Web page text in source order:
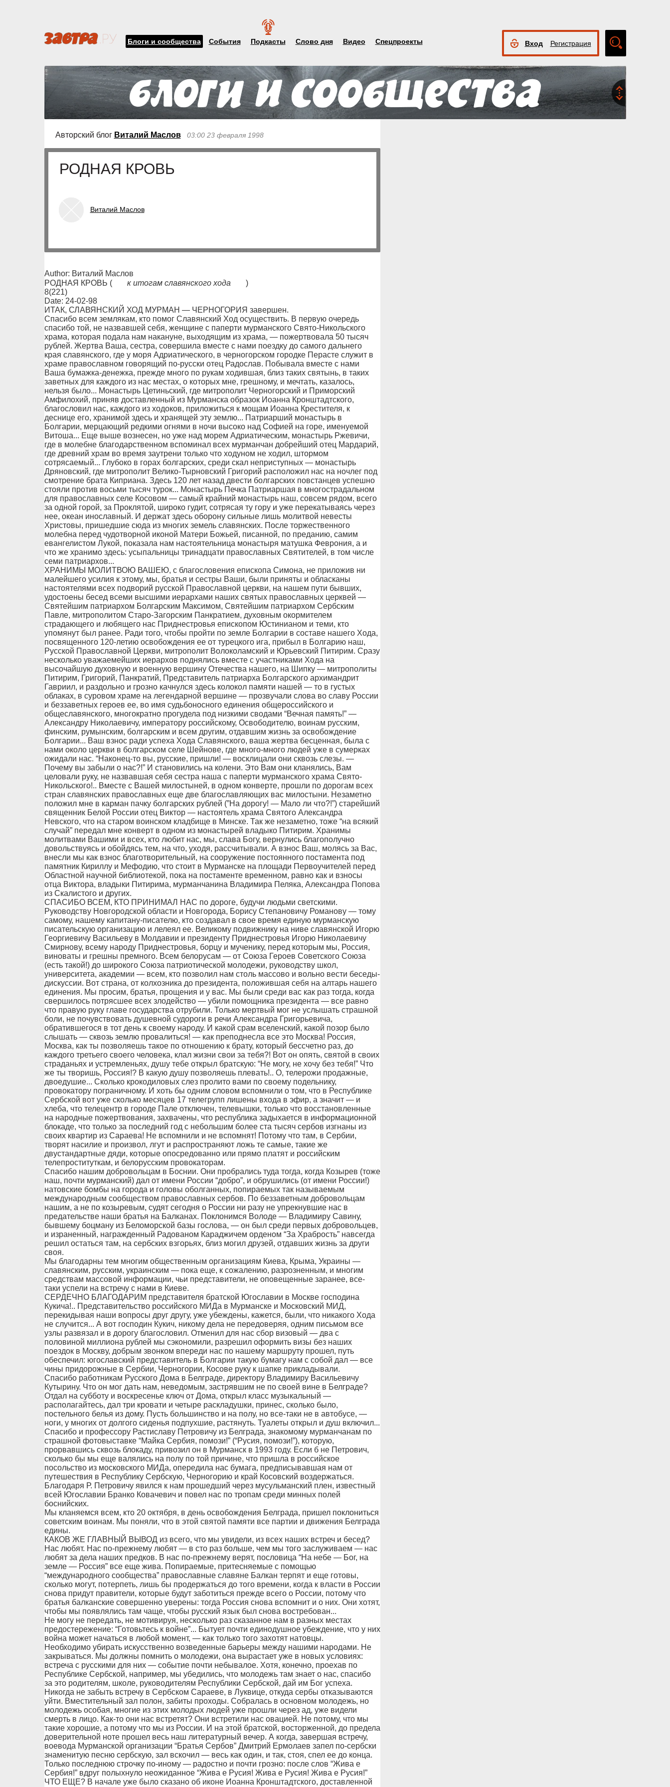
Блоги и сообщества События Подкасты Слово дня Видео Спецпроекты Вход Регистрация
поиск
Авторский блог Виталий Маслов 03:00 23 февраля 1998
РОДНАЯ КРОВЬ
Виталий Маслов
Author: Виталий Маслов
РОДНАЯ КРОВЬ (
к итогам славянского хода
)
8(221)
Date: 24-02-98
ИТАК, СЛАВЯНСКИЙ ХОД МУРМАН — ЧЕРНОГОРИЯ завершен.
Спасибо всем землякам, кто помог Славянский Ход осуществить. В первую очередь
спасибо той, не назвавшей себя, женщине с паперти мурманского Свято-Никольского
храма, которая подала нам накануне, выходящим из храма, — пожертвовала 50 тысяч
рублей. Жертва Ваша, сестра, совершила вместе с нами поездку до самого дальнего
края славянского, где у моря Адриатического, в черногорском городке Перасте служит в
храме православном говорящий по-русски отец Радослав. Побывала вместе с нами
Ваша бумажка-денежка, прежде много по рукам ходившая, близ таких святынь, в таких
заветных для каждого из нас местах, о которых мне, грешному, и мечтать, казалось,
нельзя было... Монастырь Цетиньский, где митрополит Черногорский и Приморский
Амфилохий, приняв доставленный из Мурманска образок Иоанна Кронштадтского,
благословил нас, каждого из ходоков, приложиться к мощам Иоанна Крестителя, к
деснице его, хранимой здесь и хранящей эту землю... Патриарший монастырь в
Болгарии, мерцающий редкими огнями в ночи высоко над Софией на горе, именуемой
Витоша... Еще выше вознесен, но уже над морем Адриатическим, монастырь Ржевичи,
где в молебне благодарственном вспоминал всех мурманчан добрейший отец Мардарий,
где древний храм во время заутрени только что ходуном не ходил, штормом
сотрясаемый... Глубоко в горах болгарских, среди скал неприступных — монастырь
Дряновский, где митрополит Велико-Тырновский Григорий расположил нас на ночлег под
смотрение брата Киприана. Здесь 120 лет назад двести болгарских повстанцев успешно
стояли против восьми тысяч турок... Монастырь Печка Патриаршая в многострадальном
для православных селе Косовом — самый крайний монастырь наш, совсем рядом, всего
за одной горой, за Проклятой, широко гудит, сотрясая ту гору и уже перекатываясь через
нее, океан инославный. И держат здесь оборону сильные лишь молитвой невесты
Христовы, пришедшие сюда из многих земель славянских. После торжественного
молебна перед чудотворной иконой Матери Божьей, писанной, по преданию, самим
евангелистом Лукой, показала нам настоятельница монастыря матушка Феврония, а и
что же хранимо здесь: усыпальницы тринадцати православных Святителей, в том числе
семи патриархов...
ХРАНИМЫ МОЛИТВОЮ ВАШЕЮ, с благословения епископа Симона, не приложив ни
малейшего усилия к этому, мы, братья и сестры Ваши, были приняты и обласканы
настоятелями всех подворий русской Православной церкви, на нашем пути бывших,
удостоены бесед всеми высшими иерархами наших святых православных церквей —
Святейшим патриархом Болгарским Максимом, Святейшим патриархом Сербским
Павле, митрополитом Старо-Загорским Панкратием, духовным окормителем
страдающего и любящего нас Приднестровья епископом Юстинианом и теми, кто
упомянут был ранее. Ради того, чтобы пройти по земле Болгарии в составе нашего Хода,
посвященного 120-летию освобождения ее от турецкого ига, прибыл в Болгарию наш,
Русской Православной Церкви, митрополит Волоколамский и Юрьевский Питирим. Сразу
несколько уважаемейших иерархов поднялись вместе с участниками Хода на
высочайшую духовную и военную вершину Отечества нашего, на Шипку — митрополиты
Питирим, Григорий, Панкратий, Представитель патриарха Болгарского архимандрит
Гавриил, и раздольно и грозно качнулся здесь колокол памяти нашей — то в густых
облаках, в суровом храме на легендарной вершине — прозвучали слова во славу России
и беззаветных героев ее, во имя судьбоносного единения общероссийского и
общеславянского, многократно прогудела под низкими сводами “Вечная память!” —
Александру Николаевичу, императору российскому, Освободителю, воинам русским,
финским, румынским, болгарским и всем другим, отдавшим жизнь за освобождение
Болгарии... Ваш взнос ради успеха Хода Славянского, ваша жертва бесценная, была с
нами около церкви в болгарском селе Шейнове, где много-много людей уже в сумерках
ожидали нас. “Наконец-то вы, русские, пришли! — восклицали они сквозь слезы. —
Почему вы забыли о нас?!” И становились на колени. Это Вам они кланялись, Вам
целовали руку, не назвавшая себя сестра наша с паперти мурманского храма Свято-
Никольского!.. Вместе с Вашей милостыней, в одном конверте, прошли по дорогам всех
стран славянских православных еще две благославляющих вас милостыни. Незаметно
положил мне в карман пачку болгарских рублей (”На дорогу! — Мало ли что?!”) старейший
священник Белой России отец Виктор — настоятель храма Святого Александра
Невского, что на старом воинском кладбище в Минске. Так же незаметно, тоже “на всякий
случай” передал мне конверт в одном из монастырей владыко Питирим. Хранимы
молитвами Вашими и всех, кто любит нас, мы, слава Богу, вернулись благополучно
довольствуясь и обойдясь тем, на что, уходя, рассчитывали. А взнос Ваш, молясь за Вас,
внесли мы как взнос благотворительный, на сооружение постоянного постамента под
памятник Кириллу и Мефодию, что стоит в Мурманске на площади Первоучителей перед
Областной научной библиотекой, пока на постаменте временном, равно как и взносы
отца Виктора, владыки Питирима, мурманчанина Владимира Пеляка, Александра Попова
из Скалистого и других.
СПАСИБО ВСЕМ, КТО ПРИНИМАЛ НАС по дороге, будучи людьми светскими.
Руководству Новгородской области и Новгорода, Борису Степановичу Романову — тому
самому, нашему капитану-писателю, кто создавал в свое время единую мурманскую
писательскую организацию и лелеял ее. Великому подвижнику на ниве славянской Игорю
Георгиевичу Васильеву в Молдавии и президенту Приднестровья Игорю Николаевичу
Смирнову, всему народу Приднестровья, борцу и мученику, перед которым мы, Россия,
виноваты и грешны премного. Всем белорусам — от Союза Героев Советского Союза
(есть такой!) до широкого Союза патриотической молодежи, руководству школ,
университета, академии — всем, кто позволил нам столь массово и вольно вести беседы-
дискуссии. Вот страна, от колхозника до президента, положившая себя на алтарь нашего
единения. Мы просим, братья, прощения и у вас. Мы были среди вас как раз тогда, когда
свершилось потрясшее всех злодейство — убили помощника президента — все равно
что правую руку главе государства отрубили. Только мертвый мог не услышать страшной
боли, не почувствовать душевной судороги в речи Александра Григорьевича,
обратившегося в тот день к своему народу. И какой срам вселенский, какой позор было
слышать — сквозь землю провалиться! — как преподнесла все это Москва! Россия,
Москва, как ты позволяешь такое по отношению к брату, который бессчетно раз, до
каждого третьего своего человека, клал жизни свои за тебя?! Вот он опять, святой в своих
страданьях и устремленьях, душу тебе открыл братскую: “Не могу, не хочу без тебя!” Что
же ты творишь, Россия!? В какую душу позволяешь плевать!.. О, телерожи продажные,
двоедушие... Сколько крокодиловых слез пролито вами по своему подельнику,
провокатору пограничному. И хоть бы одним словом вспомнили о том, что в Республике
Сербской вот уже сколько месяцев 17 телегрупп лишены входа в эфир, а значит — и
хлеба, что телецентр в городе Пале отключен, телевышки, только что восстановленные
на народные пожертвования, захвачены, что республика задыхается в информационной
блокаде, что только за последний год с небольшим более ста тысяч сербов изгнаны из
своих квартир из Сараева! Не вспомнили и не вспомнят! Потому что там, в Сербии,
творят насилие и произвол, лгут и распространяют ложь те самые, такие же
двустандартные дяди, которые опосредованно или прямо платят и российским
телепроституткам, и белорусским провокаторам.
Спасибо нашим добровольцам в Боснии. Они пробрались туда тогда, когда Козырев (тоже
наш, почти мурманский) дал от имени России “добро”, и обрушились (от имени России!)
натовские бомбы на города и головы оболганных, попираемых так называемым
международным сообществом православных сербов. По беззаветным добровольцам
нашим, а не по козыревым, судят сегодня о России ни разу не упрекнувшие нас в
предательстве наши братья на Балканах. Поклонимся Володе — Владимиру Савину,
бывшему боцману из Беломорской базы гослова, — он был среди первых добровольцев,
и израненный, награжденный Радованом Караджичем орденом “За Храбрость” навсегда
решил остаться там, на сербских взгорьях, близ могил друзей, отдавших жизнь за други
своя.
Мы благодарны тем многим общественным организациям Киева, Крыма, Украины —
славянским, русским, украинским — пока еще, к сожалению, разрозненным, и многим
средствам массовой информации, чьи представители, не оповещенные заранее, все-
таки успели на встречу с нами в Киеве.
СЕРДЕЧНО БЛАГОДАРИМ представителя братской Югославии в Москве господина
Кукича!.. Представительство российского МИДа в Мурманске и Московский МИД,
перекидывая наши вопросы друг другу, уже убеждены, кажется, были, что никакого Хода
не случится... А вот господин Кукич, никому дела не передоверяя, одним письмом все
узлы развязал и в дорогу благословил. Отменил для нас сбор визовый — два с
половиной миллиона рублей мы сэкономили, разрешил оформить визы без наших
поездок в Москву, добрым звонком впереди нас по нашему маршруту прошел, путь
обеспечил: югославский представитель в Болгарии такую бумагу нам с собой дал — все
чины придорожные в Сербии, Черногории, Косове руку к шапке прикладывали.
Спасибо работникам Русского Дома в Белграде, директору Владимиру Васильевичу
Кутырину. Что он мог дать нам, неведомым, застрявшим не по своей вине в Белграде?
Отдал на субботу и воскресенье ключ от Дома, открыл класс музыкальный —
располагайтесь, дал три кровати и четыре раскладушки, принес, сколько было,
постельного белья из дому. Пусть большинство и на полу, но все-таки не в автобусе, —
ноги, у многих от долгого сиденья подпухшие, растянуть. Туалеты открыл и душ включил...
Спасибо и профессору Растиславу Петровичу из Белграда, знакомому мурманчанам по
страшной фотовыставке “Майка Сербия, помози!” (“Русия, помози!”), которую,
прорвавшись сквозь блокаду, привозил он в Мурманск в 1993 году. Если б не Петрович,
сколько бы мы еще валялись на полу по той причине, что пришла в российское
посольство из московского МИДа, опередила нас бумага, предписывавшая нам от
путешествия в Республику Сербскую, Черногорию и край Косовский воздержаться.
Благодаря Р. Петровичу явился к нам прошедший через мусульманский плен, известный
всей Югославии Бранко Ковачевич и повел нас по тропам среди минных полей
боснийских.
Мы кланяемся всем, кто 20 октября, в день освобождения Белграда, пришел поклониться
советским воинам. Мы поняли, что в этой святой памяти все партии и движения Белграда
едины.
КАКОВ ЖЕ ГЛАВНЫЙ ВЫВОД из всего, что мы увидели, из всех наших встреч и бесед?
Нас любят. Нас по-прежнему любят — в сто раз больше, чем мы того заслуживаем — нас
любят за дела наших предков. В нас по-прежнему верят, пословица “На небе — Бог, на
земле — Россия” все еще жива. Попираемые, притесняемые с помощью
“международного сообщества” православные славяне Балкан терпят и еще готовы,
сколько могут, потерпеть, лишь бы продержаться до того времени, когда к власти в России
снова придут правители, которые будут заботиться прежде всего о России, потому что
братья балканские совершенно уверены: тогда Россия снова вспомнит и о них. Они хотят,
чтобы мы появлялись там чаще, чтобы русский язык был снова востребован...
Не могу не передать, не мотивируя, несколько раз сказанное нам в разных местах
предостережение: “Готовьтесь к войне”... Бытует почти единодушное убеждение, что у них
война может начаться в любой момент, — как только того захотят натовцы.
Необходимо убирать искусственно возведенные барьеры между нашими народами. Не
закрываться. Мы должны помнить о молодежи, она вырастает уже в новых условиях:
встреча с русскими для них — событие почти небывалое. Хотя, конечно, проехав по
Республике Сербской, например, мы убедились, что молодежь там знает о нас, спасибо
за это родителям, школе, руководителям Республики Сербской, дай им Бог успеха.
Никогда не забыть встречу в Сербском Сараеве, в Луквице, откуда сербы отказываются
уйти. Вместительный зал полон, забиты проходы. Собралась в основном молодежь, но
молодежь особая, многие из этих молодых людей уже прошли через ад, уже видели
смерть в лицо. Как-то они нас встретят? Они встретили нас овацией. Не потому, что мы
такие хорошие, а потому что мы из России. И на этой братской, восторженной, до предела
доверительной ноте прошел весь наш литературный вечер. А когда, завершая встречу,
воевода Мурманской организации “Братья Сербов” Дмитрий Ермолаев запел по-сербски
знаменитую песню сербскую, зал вскочил — весь как один, и так, стоя, спел ее до конца.
Только последнюю строчку по-иному — радостно и почти грозно: после слов “Жива е
Сербия!” вдруг полыхнуло неожиданное “Жива е Русия! Жива е Русия! Жива е Русия!”
ЧТО ЕЩЕ? В начале уже было сказано об иконе Иоанна Кронштадтского, доставленной